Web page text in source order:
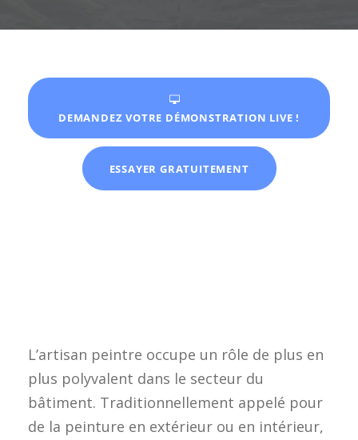
DEMANDEZ VOTRE DÉMONSTRATION LIVE !
ESSAYER GRATUITEMENT
L’artisan peintre occupe un rôle de plus en
plus polyvalent dans le secteur du
bâtiment. Traditionnellement appelé pour
de la peinture en extérieur ou en intérieur,